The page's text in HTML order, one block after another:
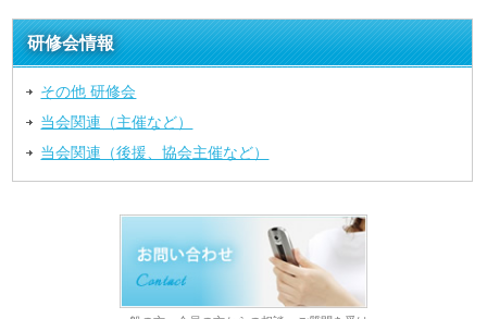
研修会情報
その他 研修会
当会関連（主催など）
当会関連（後援、協会主催など）